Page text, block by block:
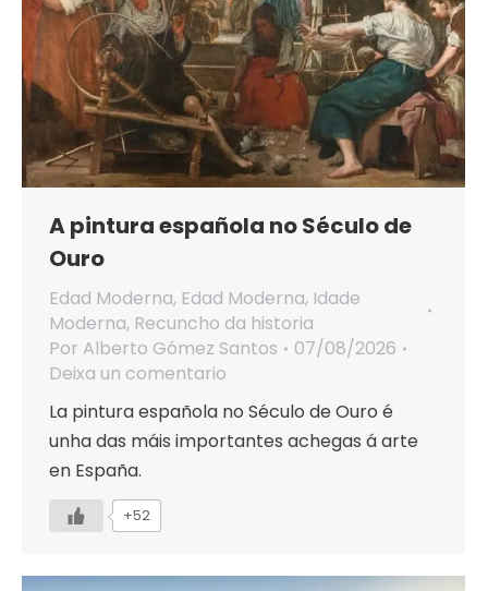
A pintura española no Século de
Ouro
Edad Moderna, Edad Moderna, Idade
Moderna, Recuncho da historia
Por Alberto Gómez Santos
07/08/2026
Deixa un comentario
La pintura española no Século de Ouro é
unha das máis importantes achegas á arte
en España.
+52